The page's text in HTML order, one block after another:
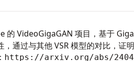
的 VideoGigaGAN 项目，基于
，通过与其他 VSR 模型的对比，证
https://arxiv.org/abs/